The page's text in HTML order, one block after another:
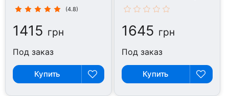
Бузины, 120 мл(4.8)
1415 грн
Под заказ
Купить
240 мл
1645 грн
Под заказ
Купить